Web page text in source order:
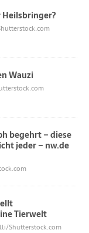
Wauzi
begehrt – diese
jeder – nw.de
Tierwelt
Shutterstock.com